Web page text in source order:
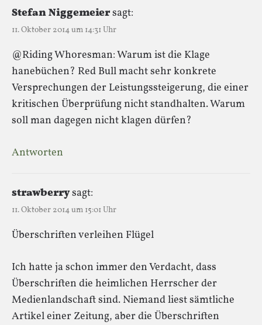
Stefan Niggemeiersagt:
11. Oktober 2014 um 14:31 Uhr
@Riding Whoresman: Warum ist die Klage
hanebüchen? Red Bull macht sehr konkrete
Versprechungen der Leistungssteigerung, die einer
kritischen Überprüfung nicht standhalten. Warum
soll man dagegen nicht klagen dürfen?
Antworten
strawberrysagt:
11. Oktober 2014 um 15:01 Uhr
Überschriften verleihen Flügel
Ich hatte ja schon immer den Verdacht, dass
Überschriften die heimlichen Herrscher der
Medienlandschaft sind. Niemand liest sämtliche
Artikel einer Zeitung, aber die Überschriften